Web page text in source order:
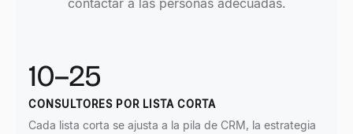
contactar a las personas adecuadas.
10–25
CONSULTORES POR LISTA CORTA
Cada lista corta se ajusta a la pila de CRM, la estrategia